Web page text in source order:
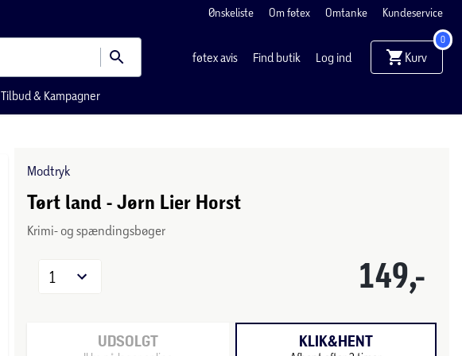
Ønskeliste Om føtex Omtanke Kundeservice
føtex avis Find butik Log ind Kurv
0
Tilbud & Kampagner
Modtryk
Tørt land - Jørn Lier Horst
Krimi- og spændingsbøger
149,-
1
UDSOLGT KLIK&HENT